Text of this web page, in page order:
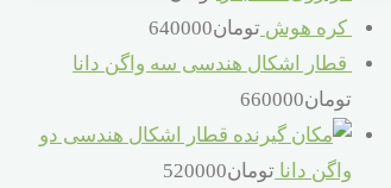
کره هوش تومان640000
قطار اشکال هندسی سه واگن دانا
تومان660000
قطار اشکال هندسی دو
واگن دانا تومان520000